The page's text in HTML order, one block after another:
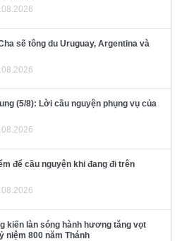
sẽ tông du Uruguay, Argentina và
(5/8): Lời cầu nguyện phụng vụ của
để cầu nguyện khi đang đi trên
kiến làn sóng hành hương tăng vọt
niệm 800 năm Thánh